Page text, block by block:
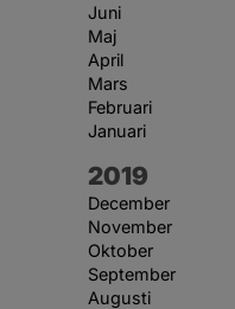
Juni
Maj
April
Mars
Februari
Januari
År:
2019
December
November
Oktober
September
Augusti